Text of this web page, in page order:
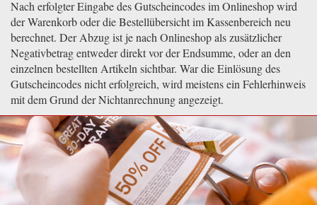
Nach erfolgter Eingabe des Gutscheincodes im Onlineshop wird
der Warenkorb oder die Bestellübersicht im Kassenbereich neu
berechnet. Der Abzug ist je nach Onlineshop als zusätzlicher
Negativbetrag entweder direkt vor der Endsumme, oder an den
einzelnen bestellten Artikeln sichtbar. War die Einlösung des
Gutscheincodes nicht erfolgreich, wird meistens ein Fehlerhinweis
mit dem Grund der Nichtanrechnung angezeigt.